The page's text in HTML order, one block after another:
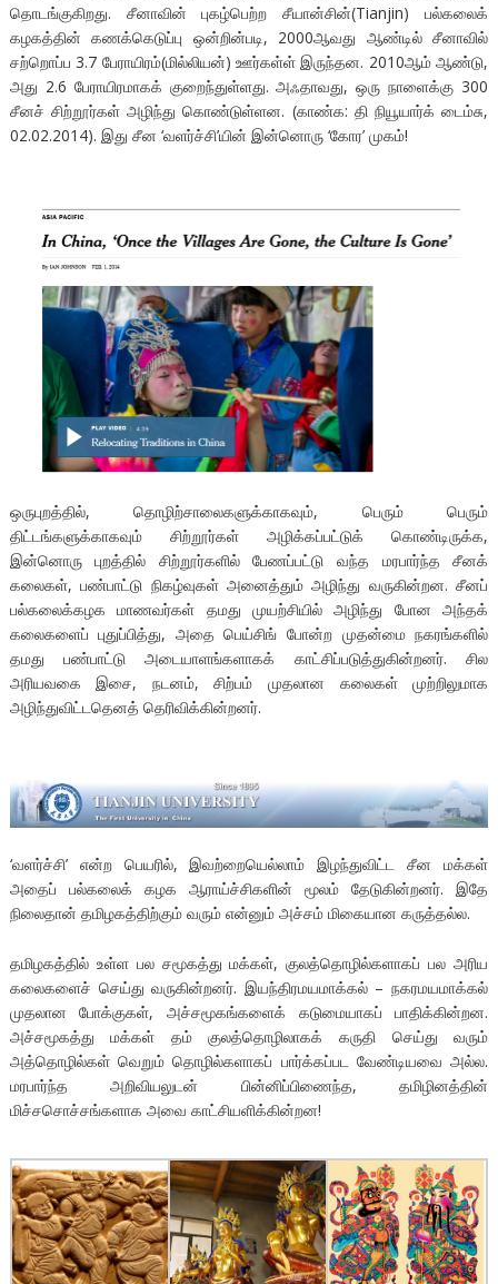
தொடங்குகிறது. சீனாவின் புகழ்பெற்ற சீயான்சின்(Tianjin) பல்கலைக்
கழகத்தின் கணக்கெடுப்பு ஒன்றின்படி, 2000ஆவது ஆண்டில் சீனாவில்
சற்றொப்ப 3.7 பேராயிரம்(மில்லியன்) ஊர்கள்ள் இருந்தன. 2010ஆம் ஆண்டு,
அது 2.6 பேராயிரமாகக் குறைந்துள்ளது. அஃதாவது, ஒரு நாளைக்கு 300
சீனச் சிற்றூர்கள் அழிந்து கொண்டுள்ளன. (காண்க: தி நியூயார்க் டைம்சு,
02.02.2014). இது சீன ‘வளர்ச்சி’யின் இன்னொரு ‘கோர’ முகம்!
ஒருபுறத்தில், தொழிற்சாலைகளுக்காகவும், பெரும் பெரும்
திட்டங்களுக்காகவும் சிற்றூர்கள் அழிக்கப்பட்டுக் கொண்டிருக்க,
இன்னொரு புறத்தில் சிற்றூர்களில் பேணப்பட்டு வந்த மரபார்ந்த சீனக்
கலைகள், பண்பாட்டு நிகழ்வுகள் அனைத்தும் அழிந்து வருகின்றன. சீனப்
பல்கலைக்கழக மாணவர்கள் தமது முயற்சியில் அழிந்து போன அந்தக்
கலைகளைப் புதுப்பித்து, அதை பெய்சிங் போன்ற முதன்மை நகரங்களில்
தமது பண்பாட்டு அடையாளங்களாகக் காட்சிப்படுத்துகின்றனர். சில
அரியவகை இசை, நடனம், சிற்பம் முதலான கலைகள் முற்றிலுமாக
அழிந்துவிட்டதெனத் தெரிவிக்கின்றனர்.
‘வளர்ச்சி’ என்ற பெயரில், இவற்றையெல்லாம் இழந்துவிட்ட சீன மக்கள்
அதைப் பல்கலைக் கழக ஆராய்ச்சிகளின் மூலம் தேடுகின்றனர். இதே
நிலைதான் தமிழகத்திற்கும் வரும் என்னும் அச்சம் மிகையான கருத்தல்ல.
தமிழகத்தில் உள்ள பல சமூகத்து மக்கள், குலத்தொழில்களாகப் பல அரிய
கலைகளைச் செய்து வருகின்றனர். இயந்திரமயமாக்கல் – நகரமயமாக்கல்
முதலான போக்குகள், அச்சமூகங்களைக் கடுமையாகப் பாதிக்கின்றன.
அச்சமூகத்து மக்கள் தம் குலத்தொழிலாகக் கருதி செய்து வரும்
அத்தொழில்கள் வெறும் தொழில்களாகப் பார்க்கப்பட வேண்டியவை அல்ல.
மரபார்ந்த அறிவியலுடன் பின்னிப்பிணைந்த, தமிழினத்தின்
மிச்சசொச்சங்களாக அவை காட்சியளிக்கின்றன!